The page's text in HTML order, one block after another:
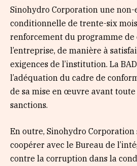
Sinohydro Corporation une non-
conditionnelle de trente-six mois
renforcement du programme
l’entreprise, de manière à
exigences de l’institution. La
l’adéquation du cadre de
de sa mise en œuvre avant
sanctions.
En outre, Sinohydro Corporation
coopérer avec le Bureau de
contre la corruption dans la